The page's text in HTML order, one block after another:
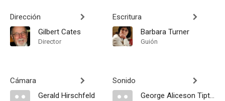
Dirección
Gilbert Cates
Director
Cámara
Gerald Hirschfeld
Escritura
Barbara Turner
Guión
Sonido
George Aliceson Tipton